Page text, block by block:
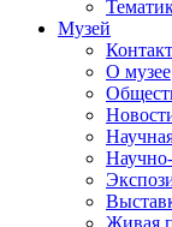
Музей
О музее
Живая